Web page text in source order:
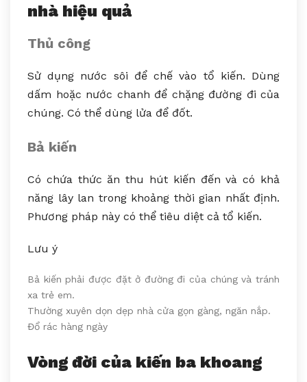
nhà hiệu quả
Thủ công
Sử dụng nước sôi để chế vào tổ kiến. Dùng
dấm hoặc nước chanh để chặng đường đi của
chúng. Có thể dùng lửa để đốt.
Bả kiến
Có chứa thức ăn thu hút kiến đến và có khả
năng lây lan trong khoảng thời gian nhất định.
Phương pháp này có thể tiêu diệt cả tổ kiến.
Lưu ý
Bả kiến phải được đặt ở đường đi của chúng và tránh
xa trẻ em.
Thường xuyên dọn dẹp nhà cửa gọn gàng, ngăn nắp.
Đổ rác hàng ngày
Vòng đời của kiến ba khoang